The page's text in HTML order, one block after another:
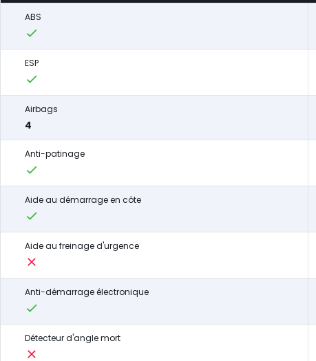
ABS
ESP
Airbags
4
Anti-patinage
Aide au démarrage en côte
Aide au freinage d'urgence
Anti-démarrage électronique
Détecteur d'angle mort